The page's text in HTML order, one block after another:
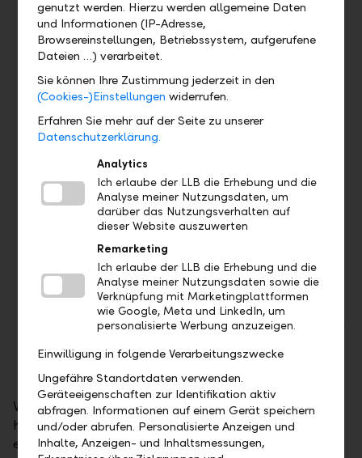
bequemer und einfacher als Bargeld
Bezahlen im Internet – dank Zwei-Faktor-
Authentifizierung mit höchster Sicherheit
Hinterlegung Ihrer Karte für Abonnement-
Dienste (z.B. Netflix)
Reservationen in Hotels oder
Autovermietungen
7x24h bequemer Bargeldbezug an
Bancomaten
Bargeldloses Bezahlen von Waren und
Dienstleistungen (bis CHF 50 kontaktlos und
ohne PIN-Eingabe)
Passen Sie Ihre Karte auf Ihre individuellen
Wünsche einfach im E-Banking an
(Geoblocking, Karte sperren etc.)
Mit Push-Benachrichtigungen behalten Sie in
Viele Onlineshops bieten Ihren Kunden
höchstmögliche Sicherheit, um im Internet sorglos
einzukaufen. Damit dies überall sicher möglich ist,
genutzt werden. Hierzu werden allgemeine Daten
und Informationen (IP-Adresse,
Browsereinstellungen, Betriebssystem, aufgerufene
Dateien …) verarbeitet.
Sie können Ihre Zustimmung jederzeit in den
(Cookies-)Einstellungen widerrufen.
Erfahren Sie mehr auf der Seite zu unserer
Datenschutzerklärung.
Analytics
Ich erlaube der LLB die Erhebung und die
Analyse meiner Nutzungsdaten, um
darüber das Nutzungsverhalten auf
dieser Website auszuwerten
Remarketing
Ich erlaube der LLB die Erhebung und die
Analyse meiner Nutzungsdaten sowie die
Verknüpfung mit Marketingplattformen
wie Google, Meta und LinkedIn, um
personalisierte Werbung anzuzeigen.
Einwilligung in folgende Verarbeitungszwecke
Ungefähre Standortdaten verwenden.
Geräteeigenschaften zur Identifikation aktiv
abfragen. Informationen auf einem Gerät speichern
und/oder abrufen. Personalisierte Anzeigen und
Inhalte, Anzeigen- und Inhaltsmessungen,